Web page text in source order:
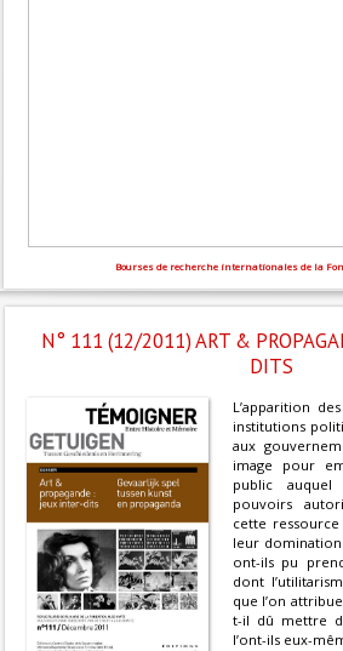
Bourses de recherche internationales de la
N° 111 (12/2011) ART &
DITS
L’apparition
institutions
aux
image pour
public auquel
pouvoirs
cette
leur
ont-ils pu
dont
que l’on
t-il dû mettre
l’ont-ils eux-